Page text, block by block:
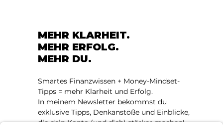
MEHR KLARHEIT.
MEHR ERFOLG.
MEHR DU.
Smartes Finanzwissen + Money-Mindset-
Tipps = mehr Klarheit und Erfolg.
In meinem Newsletter bekommst du
exklusive Tipps, Denkanstöße und Einblicke,
die dein Konto (und dich) stärker machen!